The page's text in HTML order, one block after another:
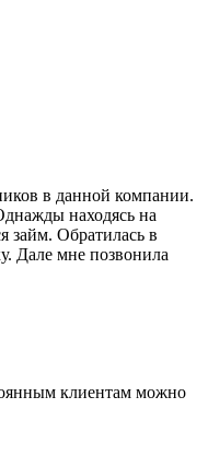
в данной компании.
находясь на
займ. Обратилась в
Дале мне позвонила
клиентам можно